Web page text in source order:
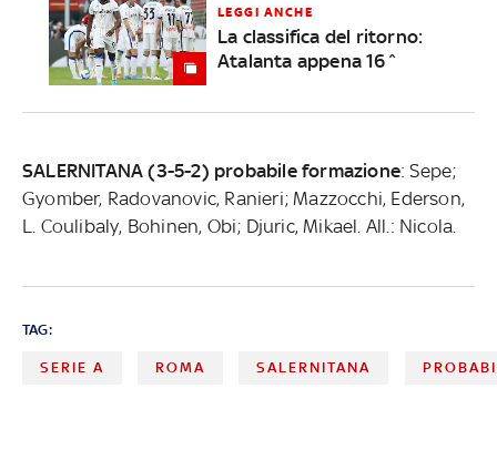
LEGGI ANCHE
La classifica del ritorno:
Atalanta appena 16^
SALERNITANA (3-5-2) probabile formazione: Sepe;
Gyomber, Radovanovic, Ranieri; Mazzocchi, Ederson,
L. Coulibaly, Bohinen, Obi; Djuric, Mikael. All.: Nicola.
TAG:
SERIE A ROMA SALERNITANA